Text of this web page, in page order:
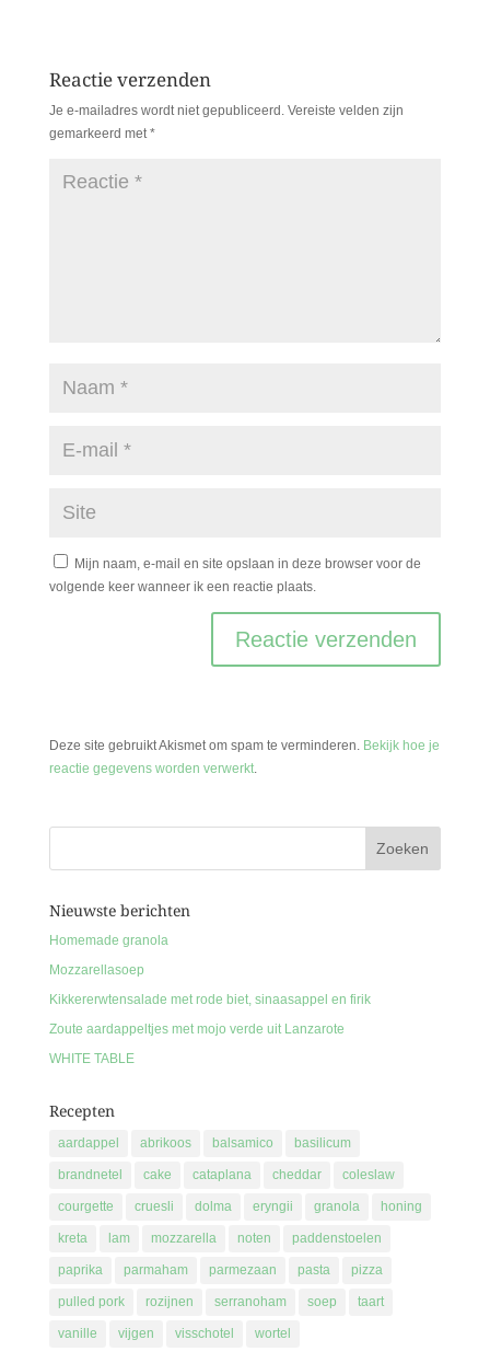
Reactie verzenden
Je e-mailadres wordt niet gepubliceerd. Vereiste velden zijn
gemarkeerd met*
Mijn naam, e-mail en site opslaan in deze browser voor de
volgende keer wanneer ik een reactie plaats.
Deze site gebruikt Akismet om spam te verminderen. Bekijk hoe je
reactie gegevens worden verwerkt.
Nieuwste berichten
Homemade granola
Mozzarellasoep
Kikkererwtensalade met rode biet, sinaasappel en firik
Zoute aardappeltjes met mojo verde uit Lanzarote
WHITE TABLE
Recepten
aardappel abrikoos balsamico basilicum
brandnetel cake cataplana cheddar coleslaw
courgette cruesli dolma eryngii granola honing
kreta lam mozzarella noten paddenstoelen
paprika parmaham parmezaan pasta pizza
pulled pork rozijnen serranoham soep taart
vanille vijgen visschotel wortel